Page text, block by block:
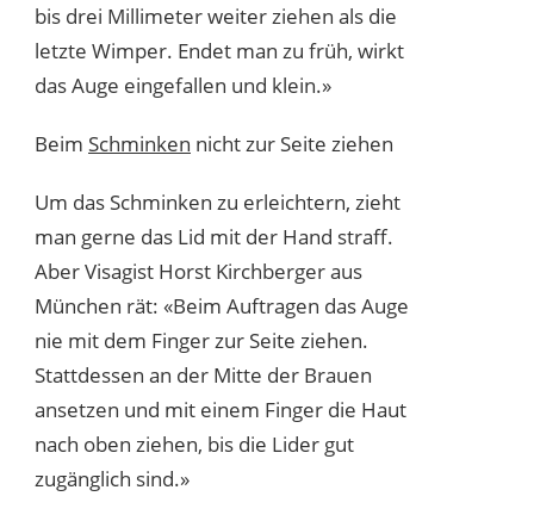
bis drei Millimeter weiter ziehen als die
letzte Wimper. Endet man zu früh, wirkt
das Auge eingefallen und klein.»
Beim Schminken nicht zur Seite ziehen
Um das Schminken zu erleichtern, zieht
man gerne das Lid mit der Hand straff.
Aber Visagist Horst Kirchberger aus
München rät: «Beim Auftragen das Auge
nie mit dem Finger zur Seite ziehen.
Stattdessen an der Mitte der Brauen
ansetzen und mit einem Finger die Haut
nach oben ziehen, bis die Lider gut
zugänglich sind.»